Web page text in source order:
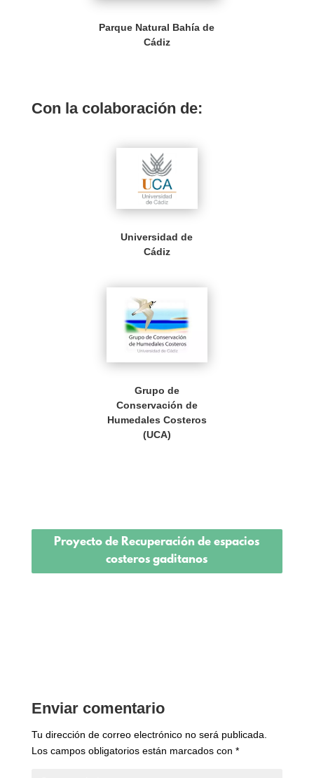
Parque Natural Bahía de
Cádiz
Con la colaboración de:
Universidad de
Cádiz
Grupo de
Conservación de
Humedales Costeros
(UCA)
Proyecto de Recuperación de espacios
costeros gaditanos
Enviar comentario
Tu dirección de correo electrónico no será publicada.
Los campos obligatorios están marcados con *